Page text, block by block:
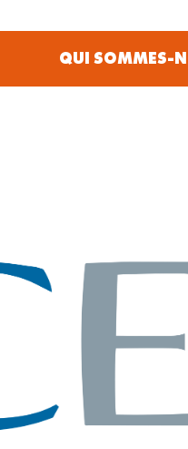
QUI SOMMES-